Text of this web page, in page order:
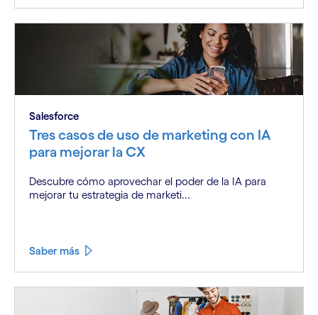
Salesforce
Tres casos de uso de marketing con IA
para mejorar la CX
Descubre cómo aprovechar el poder de la IA para
mejorar tu estrategia de marketi...
Saber más